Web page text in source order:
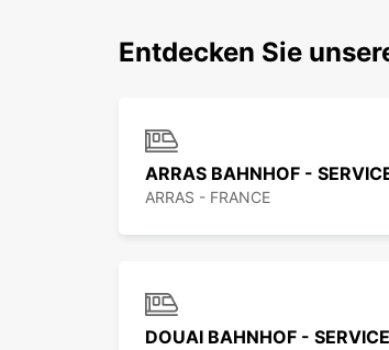
Entdecken Sie
ARRAS - FRANCE